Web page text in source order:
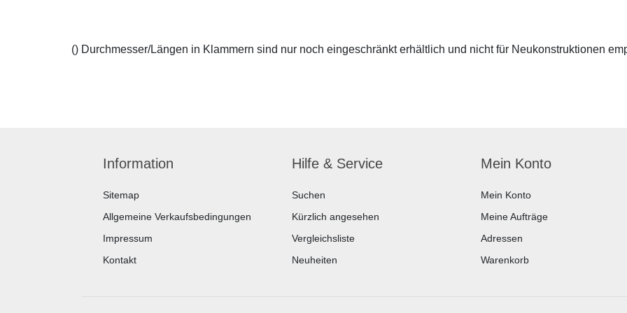
() Durchmesser/Längen in Klammern sind nur noch eingeschränkt erhältlich und nicht für Neukonstruktionen
Information
Sitemap
Allgemeine Verkaufsbedingungen
Impressum
Kontakt
Hilfe & Service
Suchen
Kürzlich angesehen
Vergleichsliste
Neuheiten
Mein Konto
Mein Konto
Meine Aufträge
Adressen
Warenkorb